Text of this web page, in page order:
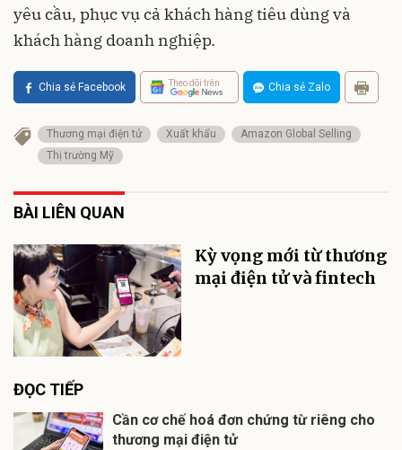
yêu cầu, phục vụ cả khách hàng tiêu dùng và
khách hàng doanh nghiệp.
Chia sẻ Facebook Theo dõi trên Chia sẻ Zalo
Thương mại điện tử Xuất khẩu
Amazon Global Selling
Thị trường Mỹ
BÀI LIÊN QUAN
Kỳ vọng mới từ thương
mại điện tử và fintech
ĐỌC TIẾP
Cần cơ chế hoá đơn chứng từ riêng cho
thương mại điện tử